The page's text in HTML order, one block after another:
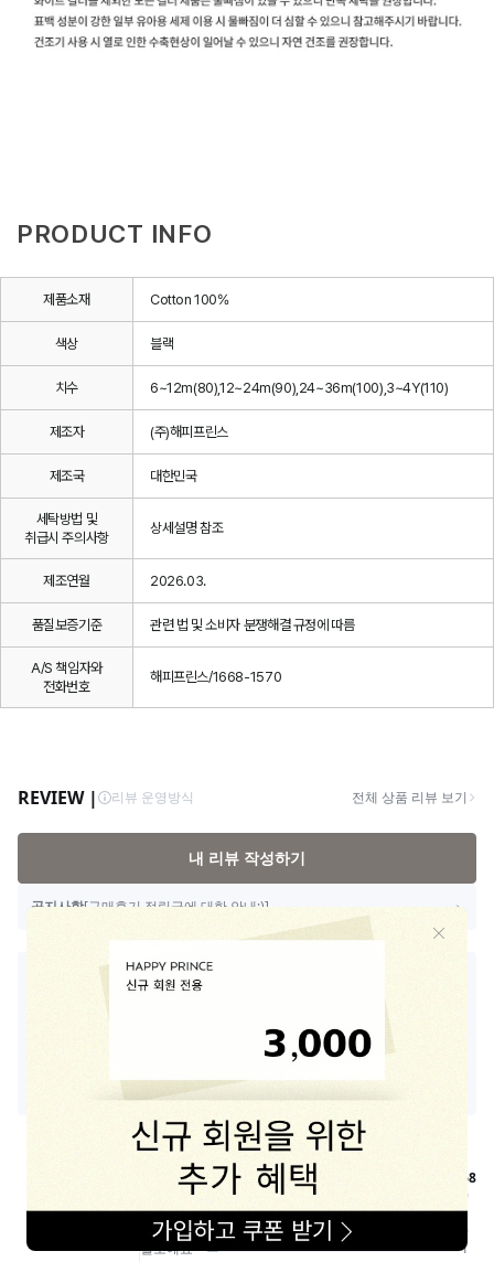
PRODUCT INFO
제품소재 Cotton 100%
색상 블랙
치수 6~12m(80),12~24m(90),24~36m(100),3~4Y(110)
제조자 (주)해피프린스
제조국 대한민국
세탁방법 및
취급시 주의사항
상세설명 참조
제조연월 2026.03.
품질보증기준 관련 법 및 소비자 분쟁해결 규정에 따름
A/S 책임자와
전화번호
해피프린스/1668-1570